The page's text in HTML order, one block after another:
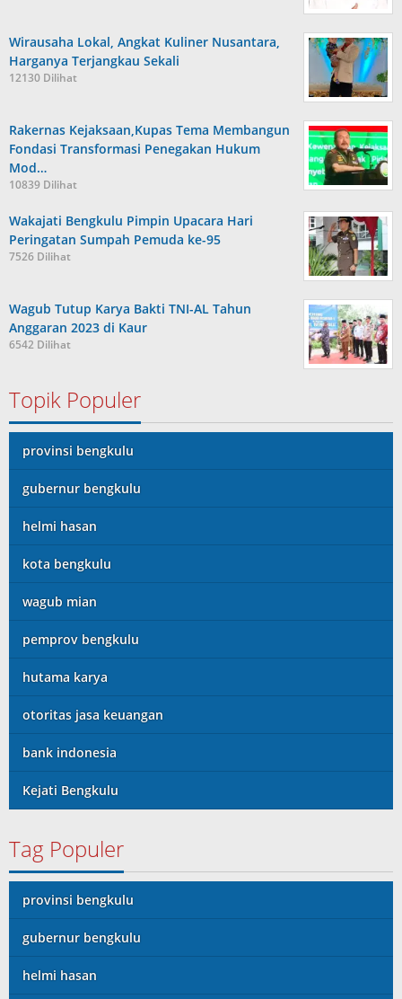
Wirausaha Lokal, Angkat Kuliner Nusantara,
Harganya Terjangkau Sekali
12130 Dilihat
Rakernas Kejaksaan,Kupas Tema Membangun
Fondasi Transformasi Penegakan Hukum
Mod…
10839 Dilihat
Wakajati Bengkulu Pimpin Upacara Hari
Peringatan Sumpah Pemuda ke-95
7526 Dilihat
Wagub Tutup Karya Bakti TNI-AL Tahun
Anggaran 2023 di Kaur
6542 Dilihat
Topik Populer
provinsi bengkulu
gubernur bengkulu
helmi hasan
kota bengkulu
wagub mian
pemprov bengkulu
hutama karya
otoritas jasa keuangan
bank indonesia
Kejati Bengkulu
Tag Populer
provinsi bengkulu
gubernur bengkulu
helmi hasan